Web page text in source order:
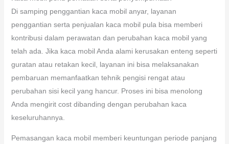
Di samping penggantian kaca mobil anyar, layanan
penggantian serta penjualan kaca mobil pula bisa memberi
kontribusi dalam perawatan dan perubahan kaca mobil yang
telah ada. Jika kaca mobil Anda alami kerusakan enteng seperti
guratan atau retakan kecil, layanan ini bisa melaksanakan
pembaruan memanfaatkan tehnik pengisi rengat atau
perubahan sisi kecil yang hancur. Proses ini bisa menolong
Anda mengirit cost dibanding dengan perubahan kaca
keseluruhannya.
Pemasangan kaca mobil memberi keuntungan periode panjang